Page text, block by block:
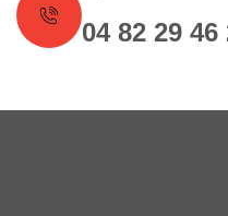
04 82 29 46